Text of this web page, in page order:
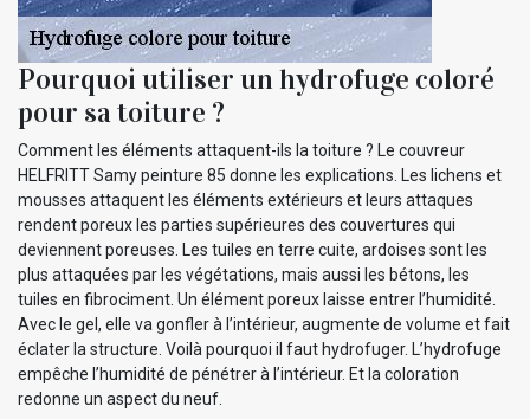
Pourquoi utiliser un hydrofuge coloré
pour sa toiture ?
Comment les éléments attaquent-ils la toiture ? Le couvreur
HELFRITT Samy peinture 85 donne les explications. Les lichens et
mousses attaquent les éléments extérieurs et leurs attaques
rendent poreux les parties supérieures des couvertures qui
deviennent poreuses. Les tuiles en terre cuite, ardoises sont les
plus attaquées par les végétations, mais aussi les bétons, les
tuiles en fibrociment. Un élément poreux laisse entrer l’humidité.
Avec le gel, elle va gonfler à l’intérieur, augmente de volume et fait
éclater la structure. Voilà pourquoi il faut hydrofuger. L’hydrofuge
empêche l’humidité de pénétrer à l’intérieur. Et la coloration
redonne un aspect du neuf.